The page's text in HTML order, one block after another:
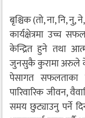
बृश्चिक (तो, ना, नि, नु,
कार्यक्षेत्रमा उच्च
केन्द्रित हुने तथा
जुनसुकै कुरामा अरुले के
पेसागत सफलताका
पारिवारिक जीवन,
समय छुट्याउनु पर्ने